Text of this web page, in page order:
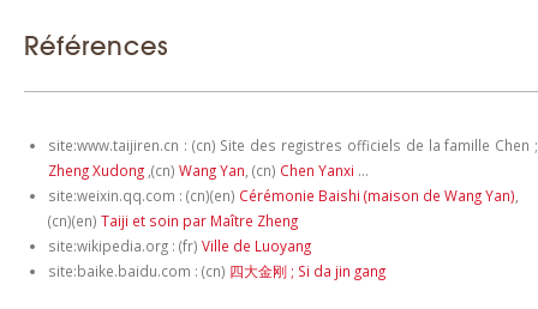
Références
site:www.taijiren.cn : (cn) Site des registres officiels de la famille Chen ;
Zheng Xudong ,(cn) Wang Yan , (cn) Chen Yanxi …
site:weixin.qq.com : (cn)(en) Cérémonie Baishi (maison de Wang Yan)
(cn)(en) Taiji et soin par Maître Zheng
site:wikipedia.org : (fr) Ville de Luoyang
site:baike.baidu.com : (cn) 四大金刚 ; Si da jin gang